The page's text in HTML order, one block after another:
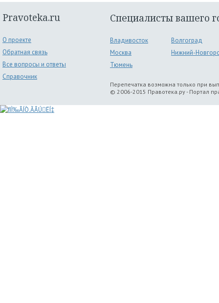
Pravoteka.ru
О проекте
Обратная связь
Все вопросы и ответы
Справочник
Специалисты вашего
Владивосток
Волгоград
Москва
Нижний-
Тюмень
Перепечатка возможна только при
© 2006-2015 Правотека.ру - Портал